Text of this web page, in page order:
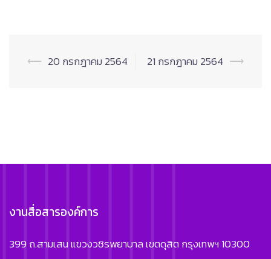
Post
⟵ 20 กรกฎาคม 2564 21 กรกฎาคม 2564 ⟶
งานสื่อสารองค์การ
399 ถ.สามเสน แขวงวชิรพยาบาล เขตดุสิต กรุงเทพฯ 10300